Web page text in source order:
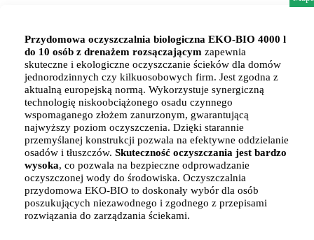
Przydomowa oczyszczalnia biologiczna EKO-BIO 4000 l
do 10 osób z drenażem rozsączającym zapewnia
skuteczne i ekologiczne oczyszczanie ścieków dla domów
jednorodzinnych czy kilkuosobowych firm. Jest zgodna z
aktualną europejską normą. Wykorzystuje synergiczną
technologię niskoobciążonego osadu czynnego
wspomaganego złożem zanurzonym, gwarantującą
najwyższy poziom oczyszczenia. Dzięki starannie
przemyślanej konstrukcji pozwala na efektywne oddzielanie
osadów i tłuszczów. Skuteczność oczyszczania jest bardzo
wysoka, co pozwala na bezpieczne odprowadzanie
oczyszczonej wody do środowiska. Oczyszczalnia
przydomowa EKO-BIO to doskonały wybór dla osób
poszukujących niezawodnego i zgodnego z przepisami
rozwiązania do zarządzania ściekami.